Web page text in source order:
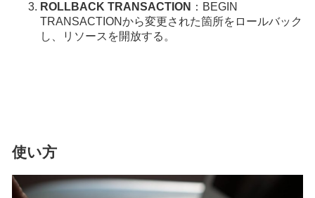
ROLLBACK TRANSACTION ：BEGIN
TRANSACTIONから変更された箇所をロールバック
し、リソースを開放する。
使い方